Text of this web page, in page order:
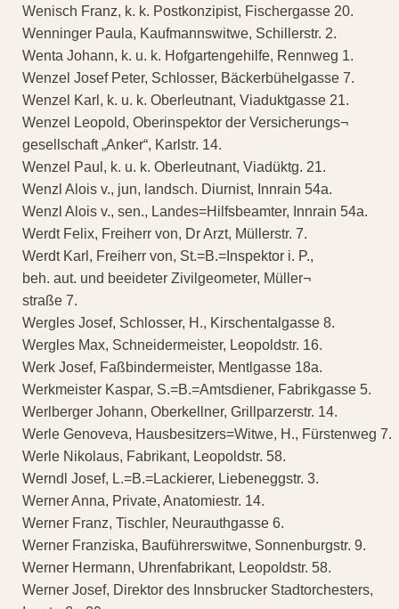
Wenisch Franz, k. k. Postkonzipist, Fischergasse 20.
Wenninger Paula, Kaufmannswitwe, Schillerstr. 2.
Wenta Johann, k. u. k. Hofgartengehilfe, Rennweg 1.
Wenzel Josef Peter, Schlosser, Bäckerbühelgasse 7.
Wenzel Karl, k. u. k. Oberleutnant, Viaduktgasse 21.
Wenzel Leopold, Oberinspektor der Versicherungs¬
gesellschaft „Anker“, Karlstr. 14.
Wenzel Paul, k. u. k. Oberleutnant, Viadüktg. 21.
Wenzl Alois v., jun, landsch. Diurnist, Innrain 54a.
Wenzl Alois v., sen., Landes=Hilfsbeamter, Innrain 54a.
Werdt Felix, Freiherr von, Dr Arzt, Müllerstr. 7.
Werdt Karl, Freiherr von, St.=B.=Inspektor i. P.,
beh. aut. und beeideter Zivilgeometer, Müller¬
straße 7.
Wergles Josef, Schlosser, H., Kirschentalgasse 8.
Wergles Max, Schneidermeister, Leopoldstr. 16.
Werk Josef, Faßbindermeister, Mentlgasse 18a.
Werkmeister Kaspar, S.=B.=Amtsdiener, Fabrikgasse 5.
Werlberger Johann, Oberkellner, Grillparzerstr. 14.
Werle Genoveva, Hausbesitzers=Witwe, H., Fürstenweg 7.
Werle Nikolaus, Fabrikant, Leopoldstr. 58.
Werndl Josef, L.=B.=Lackierer, Liebeneggstr. 3.
Werner Anna, Private, Anatomiestr. 14.
Werner Franz, Tischler, Neurauthgasse 6.
Werner Franziska, Bauführerswitwe, Sonnenburgstr. 9.
Werner Hermann, Uhrenfabrikant, Leopoldstr. 58.
Werner Josef, Direktor des Innsbrucker Stadtorchesters,